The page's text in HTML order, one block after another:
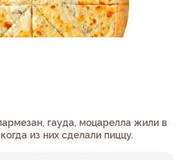
гауда, моцарелла жили в
из них сделали пиццу.